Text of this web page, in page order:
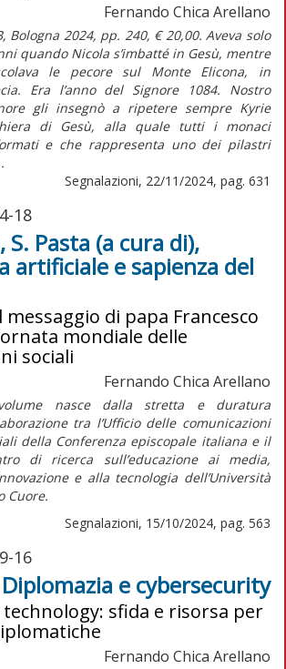
Fernando Chica Arellano
Bologna 2024, pp. 240, € 20,00. Aveva solo
quando Nicola s’imbatté in Gesù, mentre
le pecore sul Monte Elicona, in
Era l’anno del Signore 1084. Nostro
gli insegnò a ripetere sempre Kyrie
di Gesù, alla quale tutti i monaci
e che rappresenta uno dei pilastri
Segnalazioni, 22/11/2024, pag. 631
18
S. Pasta (a cura di),
artificiale e sapienza del
di papa Francesco
mondiale delle
sociali
Fernando Chica Arellano
nasce dalla stretta e duratura
tra l’Ufficio delle comunicazioni
della Conferenza episcopale italiana e il
di ricerca sull’educazione ai media,
e alla tecnologia dell’Università
Cuore.
Segnalazioni, 15/10/2024, pag. 563
16
e cybersecurity
sfida e risorsa per
Fernando Chica Arellano